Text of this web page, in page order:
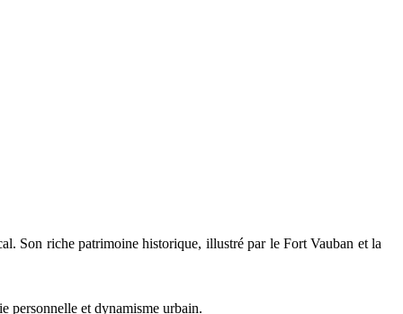
Son riche patrimoine historique, illustré par le Fort Vauban et la
personnelle et dynamisme urbain.